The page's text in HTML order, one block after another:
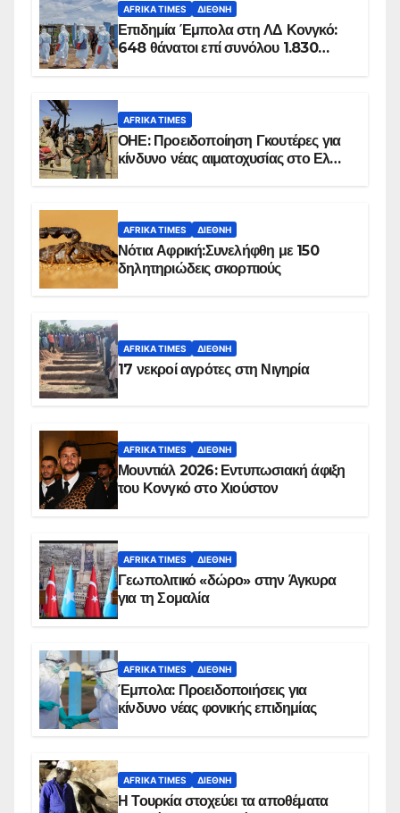
AFRIKA TIMES ΔΙΕΘΝΉ
Επιδημία Έμπολα στη ΛΔ Κονγκό:
648 θάνατοι επί συνόλου 1.830
AFRIKA TIMES
ΟΗΕ: Προειδοποίηση Γκουτέρες για
κίνδυνο νέας αιματοχυσίας στο Ελ
AFRIKA TIMES ΔΙΕΘΝΉ
Νότια Αφρική:Συνελήφθη με 150
δηλητηριώδεις σκορπιούς
AFRIKA TIMES ΔΙΕΘΝΉ
17 νεκροί αγρότες στη Νιγηρία
AFRIKA TIMES ΔΙΕΘΝΉ
Μουντιάλ 2026: Εντυπωσιακή άφιξη
του Κονγκό στο Χιούστον
AFRIKA TIMES ΔΙΕΘΝΉ
Γεωπολιτικό «δώρο» στην Άγκυρα
για τη Σομαλία
AFRIKA TIMES ΔΙΕΘΝΉ
Έμπολα: Προειδοποιήσεις για
κίνδυνο νέας φονικής επιδημίας
AFRIKA TIMES ΔΙΕΘΝΉ
Η Τουρκία στοχεύει τα αποθέματα